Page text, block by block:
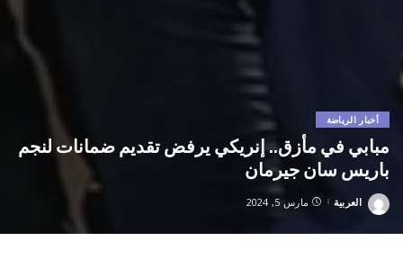
أخبار الرياضة
مبابي في مأزق.. إنريكي يرفض تقديم ضمانات لنجم
باريس سان جيرمان
Posted
العربية مارس 5, 2024